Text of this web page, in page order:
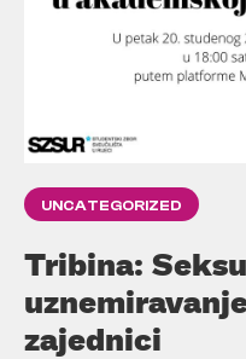
UNCATEGORIZED
Tribina:
zajednici